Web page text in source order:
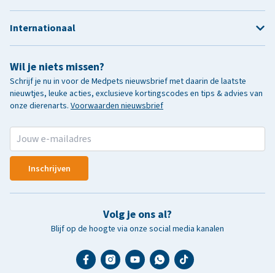
Wil je niets missen?
Schrijf je nu in voor de Medpets nieuwsbrief met daarin de laatste
nieuwtjes, leuke acties, exclusieve kortingscodes en tips & advies van
onze dierenarts. Voorwaarden nieuwsbrief
Inschrijven
Volg je ons al?
Blijf op de hoogte via onze social media kanalen
Internationaal